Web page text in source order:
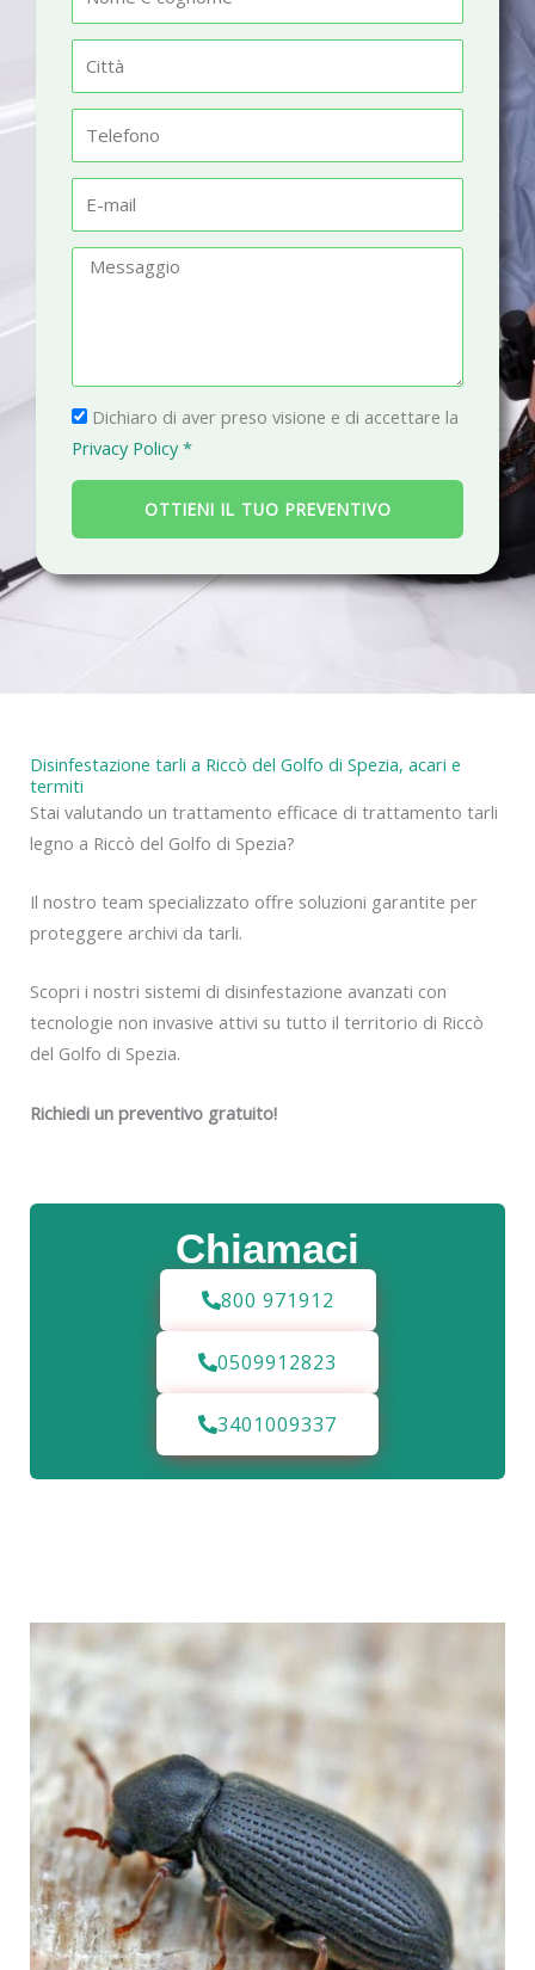
m
t
à
l
fm
a
g
g
i
P
r
i
a
c
Dichiaro di aver preso visione e di accettare la
Privacy Policy *
OTTIENI IL TUO PREVENTIVO
Chiamaci
800 971912
0509912823
3401009337
Disinfestazione tarli a Riccò del Golfo di Spezia, acari e
termiti
Stai valutando un trattamento efficace di trattamento tarli
legno a Riccò del Golfo di Spezia?
Il nostro team specializzato offre soluzioni garantite per
proteggere archivi da tarli.
Scopri i nostri sistemi di disinfestazione avanzati con
tecnologie non invasive attivi su tutto il territorio di Riccò
del Golfo di Spezia.
Richiedi un preventivo gratuito!